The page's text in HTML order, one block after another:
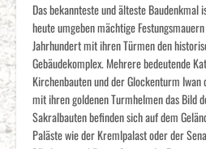
Das bekannteste und älteste Baudenkmal
heute umgeben mächtige
Jahrhundert mit ihren Türmen den
Gebäudekomplex. Mehrere bedeutende
Kirchenbauten und der Glockenturm Iwan
mit ihren goldenen Turmhelmen das Bild
Sakralbauten befinden sich auf dem
Paläste wie der Kremlpalast oder der